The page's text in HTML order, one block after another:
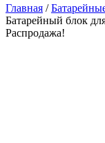
Главная /
Батарейный блок
Распродажа!